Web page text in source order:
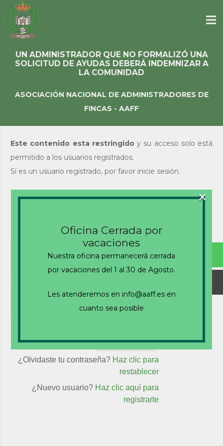
UN ADMINISTRADOR QUE NO FORMALIZÓ UNA
SOLICITUD DE AYUDAS DEBERÁ INDEMNIZAR A
LA COMUNIDAD
ASOCIACIÓN NACIONAL DE ADMINISTRADORES DE
FINCAS - AAFF
Este contenido esta restringido y su acceso solo está
permitido a los usuarios registrados.
Sí es un usuario registrado, por favor inicie sesión.
Nombre de usuario o correo electrónico
¿Olvidaste tu contraseña? Haz clic para
restablecer
¿Nuevo usuario? Haz clic aquí para
registrarte
Oficina Cerrada por
vacaciones
Nuestra oficina permanecerá cerrada
por vacaciones del 1 al 30 de Agosto.
Les atenderemos en info@aaff.es en
cuanto sea posible
×